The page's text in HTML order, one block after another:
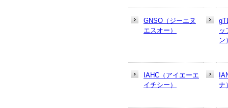
GNSO（ジーエヌ
エスオー）
ッ
ン
IAHC（アイエーエ
イチシー）
ナ